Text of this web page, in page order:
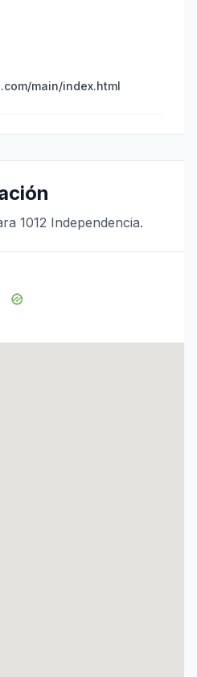
main/index.html
1012 Independencia.